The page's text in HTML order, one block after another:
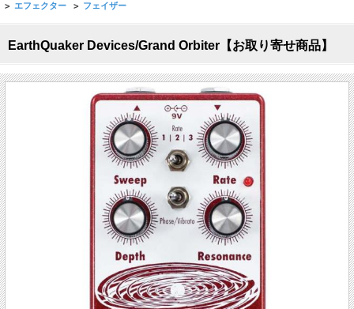
> エフェクター > フェイザー
EarthQuaker Devices/Grand Orbiter【お取り寄せ商品】